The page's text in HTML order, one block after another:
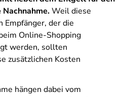
Weil diese
Empfänger, der die
Online-Shopping
werden, sollten
zusätzlichen Kosten
hängen dabei vom